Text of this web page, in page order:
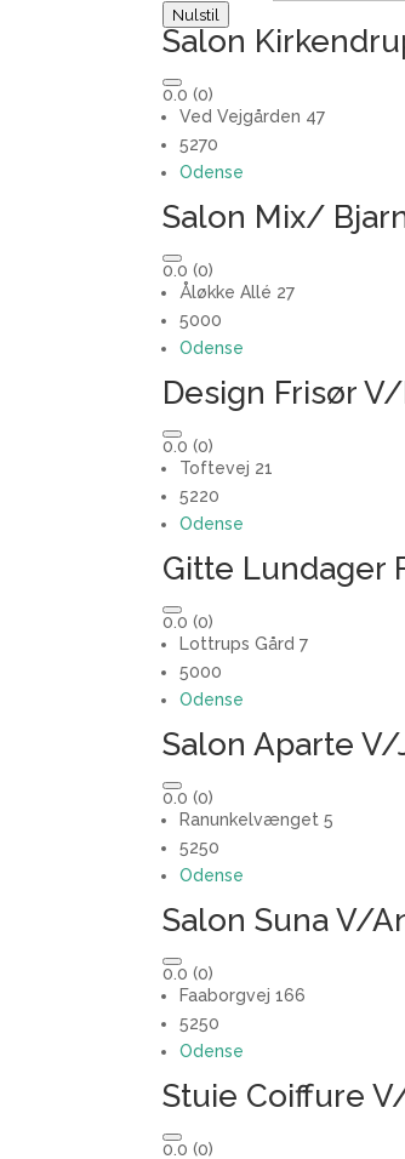
Nulstil
Salon
0.0 (0)
Ved Vejgården 47
5270
Odense
Salon Mix/
0.0 (0)
Åløkke Allé 27
5000
Odense
Design Frisør
0.0 (0)
Toftevej 21
5220
Odense
Gitte Lundager
0.0 (0)
Lottrups Gård 7
5000
Odense
Salon Aparte
0.0 (0)
Ranunkelvænget 5
5250
Odense
Salon Suna V/
0.0 (0)
Faaborgvej 166
5250
Odense
Stuie Coiffure
0.0 (0)